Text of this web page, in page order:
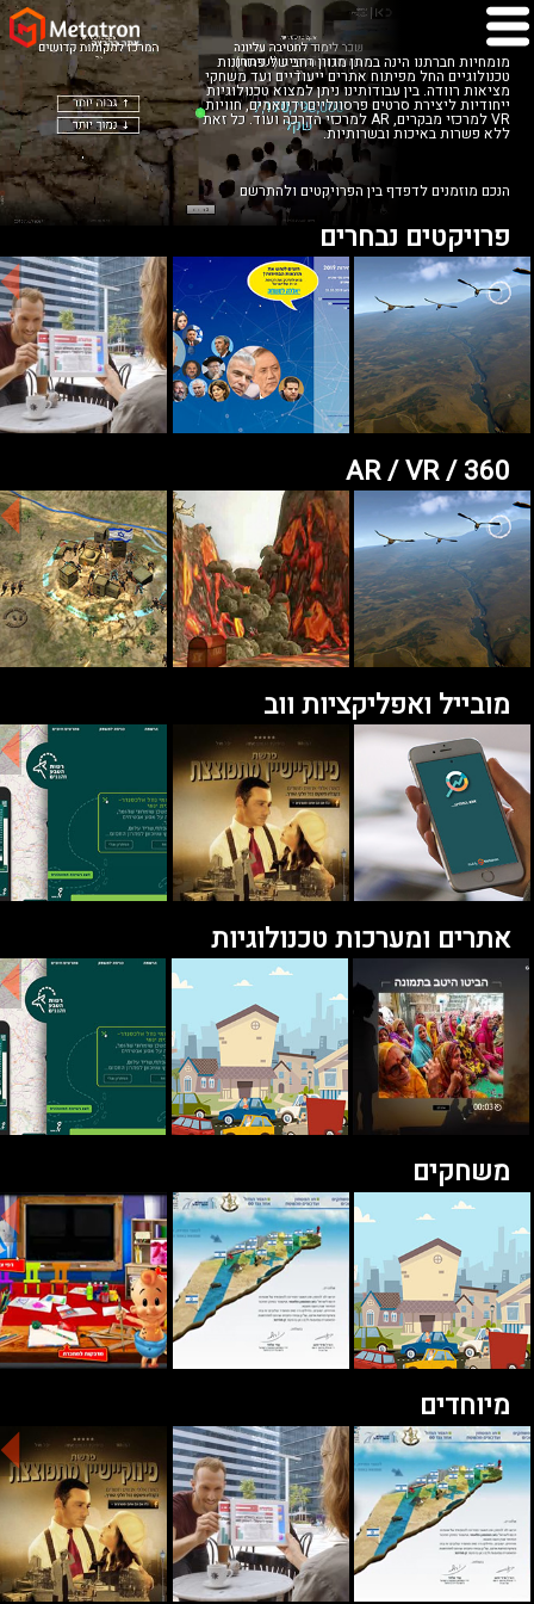
מומחיות חברתנו הינה במתן מגוון רחב של פתרונות
טכנולוגיים החל מפיתוח אתרים ייעודיים ועד משחקי
מציאות רוודה. בין עבודותינו ניתן למצוא טכנולוגיות
ייחודיות ליצירת סרטים פרסונליים ודינאמים, חוויות
VR למרכזי מבקרים, AR למרכזי הדרכה ועוד. כל זאת
ללא פשרות באיכות ובשרותיות.
הנכם מוזמנים לדפדף בין הפרויקטים ולהתרשם
פרויקטים נבחרים
AR / VR / 360
מובייל ואפליקציות ווב
אתרים ומערכות טכנולוגיות
משחקים
מיוחדים